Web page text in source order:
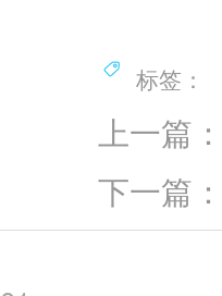
标签：
上一篇
下一篇